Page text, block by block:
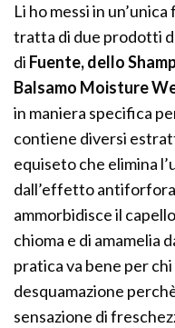
Li ho messi in
tratta di due prodotti
di Fuente, dello
Balsamo Moisture
in maniera specifica
contiene diversi
equiseto che elimina
dall’effetto
ammorbidisce il
chioma e di amamelia
pratica va bene per
desquamazione
sensazione di